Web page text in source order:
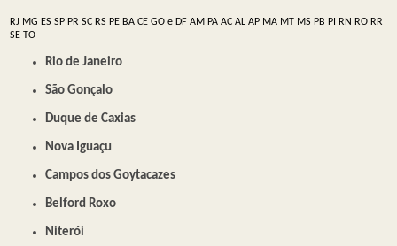
RJ MG ES SP PR SC RS PE BA CE GO e DF AM PA AC AL AP MA MT MS PB PI RN RO RR
SE TO
Rio de Janeiro
São Gonçalo
Duque de Caxias
Nova Iguaçu
Campos dos Goytacazes
Belford Roxo
Niterói